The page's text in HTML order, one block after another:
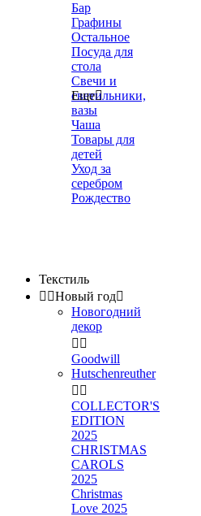
Бар
Графины
Остальное
Посуда для
стола
Свечи и
светильники,
вазы
Чаша
Товары для
детей
Уход за
серебром
Рождество
Еще
Текстиль
 Новый год
Новогодний
декор
 
Goodwill
Hutschenreuther
 
COLLECTOR'S
EDITION
2025
CHRISTMAS
CAROLS
2025
Christmas
Love 2025